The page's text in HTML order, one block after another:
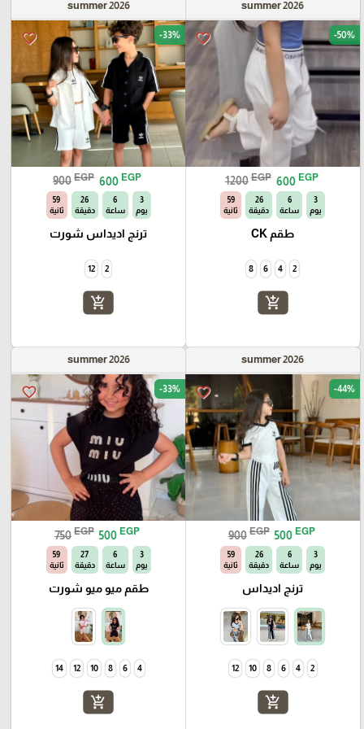
summer 2026
favorite_border -50%
1200 EGP 600 EGP
3
يوم
6
ساعة
26
دقيقة
58
ثانية
طقم CK
2
4
6
8
add_shopping_cart
summer 2026
favorite_border -33%
900 EGP 600 EGP
3
يوم
6
ساعة
26
دقيقة
58
ثانية
ترنج اديداس شورت
2
12
add_shopping_cart
summer 2026
favorite_border -44%
900 EGP 500 EGP
3
يوم
6
ساعة
26
دقيقة
58
ثانية
ترنج اديداس
2
4
6
8
10
12
add_shopping_cart
summer 2026
favorite_border -33%
750 EGP 500 EGP
3
يوم
6
ساعة
27
دقيقة
58
ثانية
طقم ميو ميو شورت
4
6
8
10
12
14
add_shopping_cart